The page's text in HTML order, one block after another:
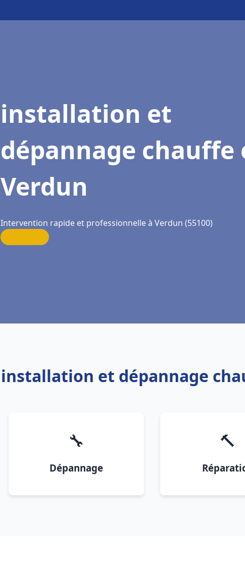
installation et
dépannage chauffe
Verdun
Intervention rapide et professionnelle à Verdun (55100)
et dépannage
🔧
Dépannage
🔨